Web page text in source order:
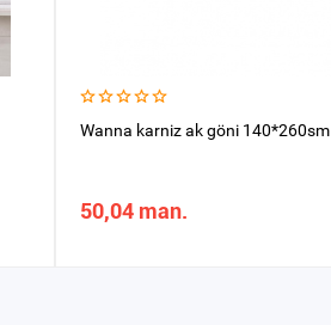
Wanna karniz ak göni 140*260sm
50,04 man.